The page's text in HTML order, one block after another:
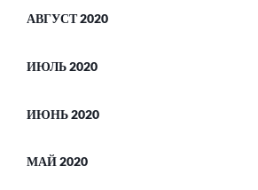
АВГУСТ 2020
ИЮЛЬ 2020
ИЮНЬ 2020
МАЙ 2020